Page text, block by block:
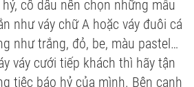
cô dâu nên chọn những mẫu
như váy chữ A hoặc váy đuôi cá
như trắng, đỏ, be, màu pastel…
váy cưới tiếp khách thì hãy tận
tiệc báo hỷ của mình. Bên cạnh